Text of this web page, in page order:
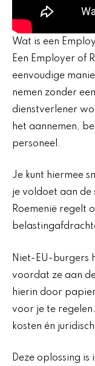
Wat is een
Een Employer of
eenvoudige
nemen zonder een
dienstverlener
het aannemen,
personeel.
Je kunt hiermee
je voldoet aan de
Roemenië regelt
Niet-EU-burgers
voordat ze aan
hierin door
voor je te
kosten én
Deze oplossing